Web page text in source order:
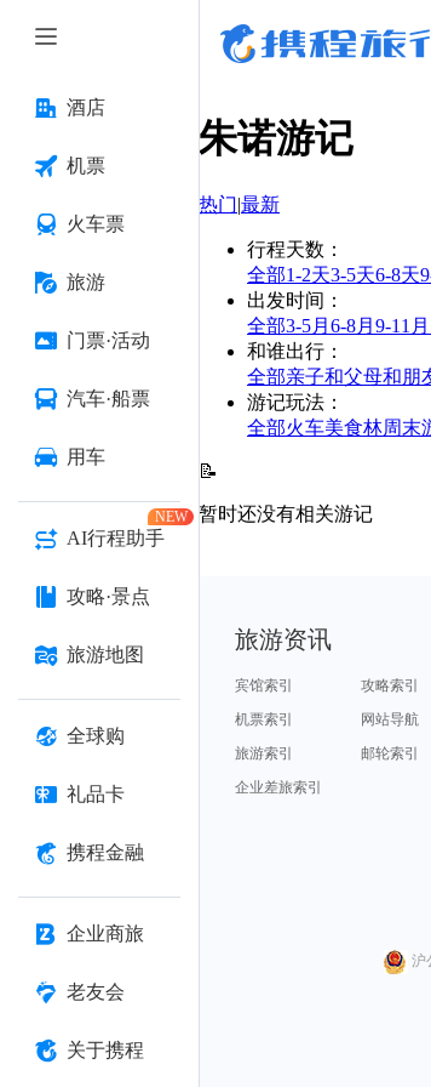
酒店
机票
火车票
旅游
门票·活动
汽车·船票
用车
AI行程助手
NEW
攻略·景点
旅游地图
全球购
礼品卡
携程金融
企业商旅
老友会
关于携程
朱诺游记
热门|最新
行程天数 ：
全部1-2天3-5天6-8天
出发时间 ：
全部3-5月 6-8月 9-11月
和谁出行 ：
全部亲子和父母和朋
游记玩法 ：
全部火车美食林周末
📝
暂时还没有相关游记
旅游资讯
宾馆索引
攻略索引
机票索引
网站导航
旅游索引
邮轮索引
企业差旅索引
沪